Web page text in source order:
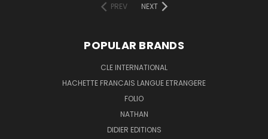
PREV
NEXT
POPULAR BRANDS
CLE INTERNATIONAL
HACHETTE FRANCAIS LANGUE ETRANGERE
FOLIO
NATHAN
DIDIER EDITIONS